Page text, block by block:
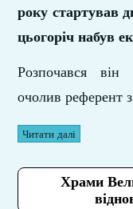
року стартував
цьогоріч набув
Розпочався він
очолив референт
Читати далі
Храми